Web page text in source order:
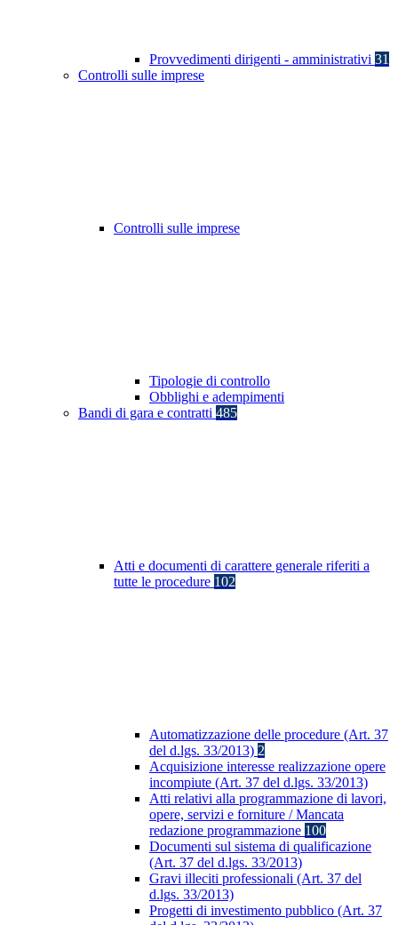
Provvedimenti dirigenti - amministrativi 31
Controlli sulle imprese
Controlli sulle imprese
Tipologie di controllo
Obblighi e adempimenti
Bandi di gara e contratti 485
Atti e documenti di carattere generale riferiti a
tutte le procedure 102
Automatizzazione delle procedure (Art. 37
del d.lgs. 33/2013) 2
Acquisizione interesse realizzazione opere
incompiute (Art. 37 del d.lgs. 33/2013)
Atti relativi alla programmazione di lavori,
opere, servizi e forniture / Mancata
redazione programmazione 100
Documenti sul sistema di qualificazione
(Art. 37 del d.lgs. 33/2013)
Gravi illeciti professionali (Art. 37 del
d.lgs. 33/2013)
Progetti di investimento pubblico (Art. 37